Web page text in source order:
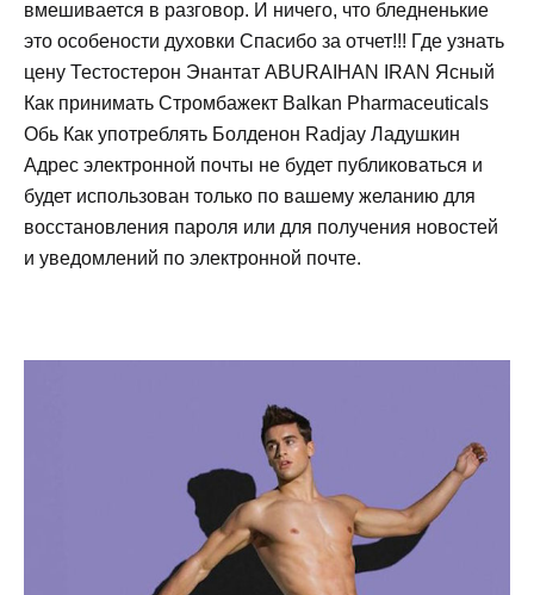
вмешивается в разговор. И ничего, что бледненькие
это особености духовки Спасибо за отчет!!! Где узнать
цену Тестостерон Энантат ABURAIHAN IRAN Ясный
Как принимать Стромбажект Balkan Pharmaceuticals
Обь Как употреблять Болденон Radjay Ладушкин
Адрес электронной почты не будет публиковаться и
будет использован только по вашему желанию для
восстановления пароля или для получения новостей
и уведомлений по электронной почте.